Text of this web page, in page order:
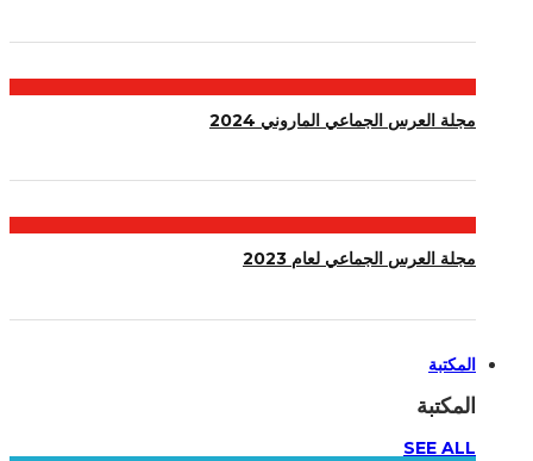
مجلة العرس الجماعي الماروني 2024
مجلة العرس الجماعي لعام 2023
المكتبة
المكتبة
SEE ALL